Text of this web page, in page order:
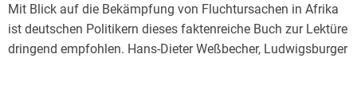
Mit Blick auf die Bekämpfung von Fluchtursachen in Afrika
ist deutschen Politikern dieses faktenreiche Buch zur Lektüre
dringend empfohlen. Hans-Dieter Weßbecher, Ludwigsburger